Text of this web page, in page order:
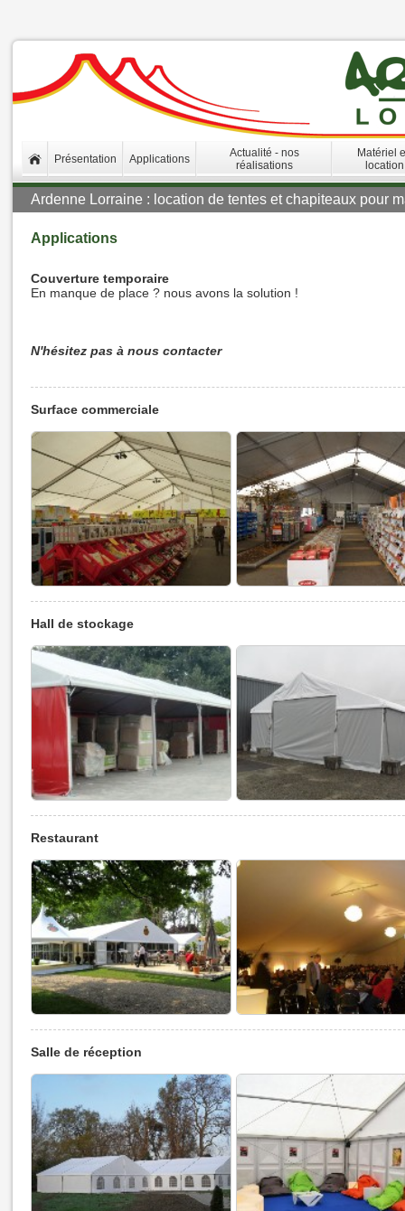
Présentation Applications
Actualité - nos
réalisations
Matériel
location
Ardenne Lorraine : location de tentes et chapiteaux pour
Applications
Couverture temporaire
En manque de place ? nous avons la solution !
N'hésitez pas à nous contacter
Surface commerciale
Hall de stockage
Restaurant
Salle de réception